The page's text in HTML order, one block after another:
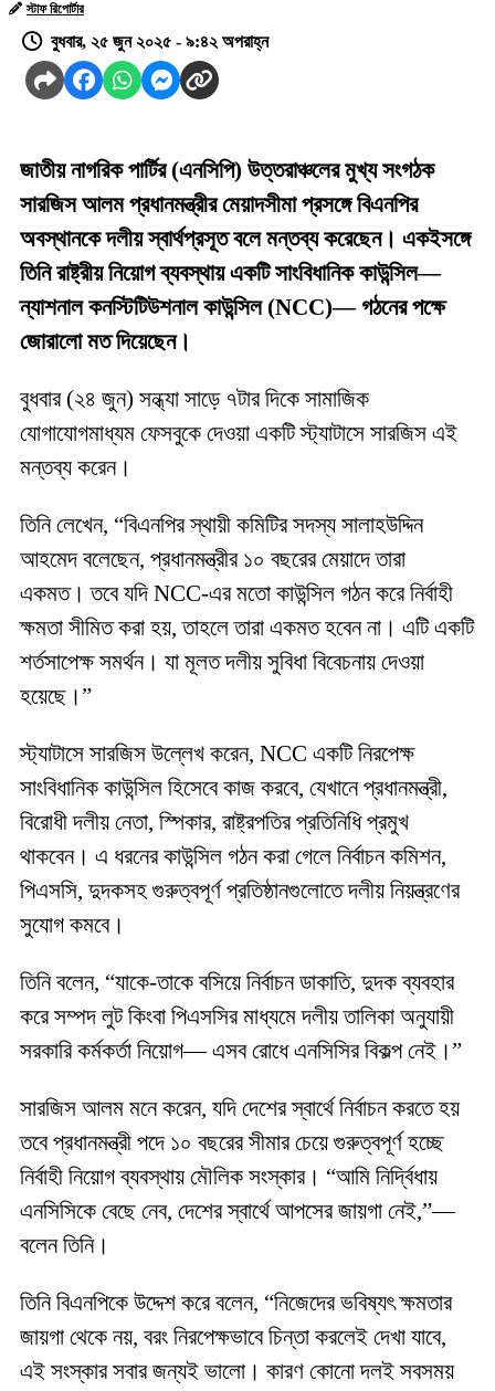
স্টাফ রিপোর্টার
বুধবার, ২৫ জুন ২০২৫ - ৯:৪২ অপরাহ্ন
জাতীয় নাগরিক পার্টির (এনসিপি) উত্তরাঞ্চলের মুখ্য সংগঠক
সারজিস আলম প্রধানমন্ত্রীর মেয়াদসীমা প্রসঙ্গে বিএনপির
অবস্থানকে দলীয় স্বার্থপ্রসূত বলে মন্তব্য করেছেন। একইসঙ্গে
তিনি রাষ্ট্রীয় নিয়োগ ব্যবস্থায় একটি সাংবিধানিক কাউন্সিল—
ন্যাশনাল কনস্টিটিউশনাল কাউন্সিল (NCC)— গঠনের পক্ষে
জোরালো মত দিয়েছেন।
বুধবার (২৪ জুন) সন্ধ্যা সাড়ে ৭টার দিকে সামাজিক
যোগাযোগমাধ্যম ফেসবুকে দেওয়া একটি স্ট্যাটাসে সারজিস এই
মন্তব্য করেন।
তিনি লেখেন, “বিএনপির স্থায়ী কমিটির সদস্য সালাহউদ্দিন
আহমেদ বলেছেন, প্রধানমন্ত্রীর ১০ বছরের মেয়াদে তারা
একমত। তবে যদি NCC-এর মতো কাউন্সিল গঠন করে নির্বাহী
ক্ষমতা সীমিত করা হয়, তাহলে তারা একমত হবেন না। এটি একটি
শর্তসাপেক্ষ সমর্থন। যা মূলত দলীয় সুবিধা বিবেচনায় দেওয়া
হয়েছে।”
স্ট্যাটাসে সারজিস উল্লেখ করেন, NCC একটি নিরপেক্ষ
সাংবিধানিক কাউন্সিল হিসেবে কাজ করবে, যেখানে প্রধানমন্ত্রী,
বিরোধী দলীয় নেতা, স্পিকার, রাষ্ট্রপতির প্রতিনিধি প্রমুখ
থাকবেন। এ ধরনের কাউন্সিল গঠন করা গেলে নির্বাচন কমিশন,
পিএসসি, দুদকসহ গুরুত্বপূর্ণ প্রতিষ্ঠানগুলোতে দলীয় নিয়ন্ত্রণের
সুযোগ কমবে।
তিনি বলেন, “যাকে-তাকে বসিয়ে নির্বাচন ডাকাতি, দুদক ব্যবহার
করে সম্পদ লুট কিংবা পিএসসির মাধ্যমে দলীয় তালিকা অনুযায়ী
সরকারি কর্মকর্তা নিয়োগ— এসব রোধে এনসিসির বিকল্প নেই।”
সারজিস আলম মনে করেন, যদি দেশের স্বার্থে নির্বাচন করতে হয়
তবে প্রধানমন্ত্রী পদে ১০ বছরের সীমার চেয়ে গুরুত্বপূর্ণ হচ্ছে
নির্বাহী নিয়োগ ব্যবস্থায় মৌলিক সংস্কার। “আমি নির্দ্বিধায়
এনসিসিকে বেছে নেব, দেশের স্বার্থে আপসের জায়গা নেই,”—
বলেন তিনি।
তিনি বিএনপিকে উদ্দেশ করে বলেন, “নিজেদের ভবিষ্যৎ ক্ষমতার
জায়গা থেকে নয়, বরং নিরপেক্ষভাবে চিন্তা করলেই দেখা যাবে,
এই সংস্কার সবার জন্যই ভালো। কারণ কোনো দলই সবসময়